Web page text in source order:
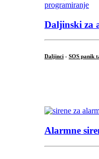
Daljinski za
Daljinci - SOS panik
Alarmne